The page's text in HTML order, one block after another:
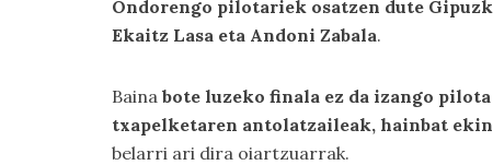
Ondorengo pilotariek osatzen dute
Ekaitz Lasa eta Andoni Zabala.
Baina bote luzeko finala ez da izango
txapelketaren antolatzaileak, hainbat
belarri ari dira oiartzuarrak.